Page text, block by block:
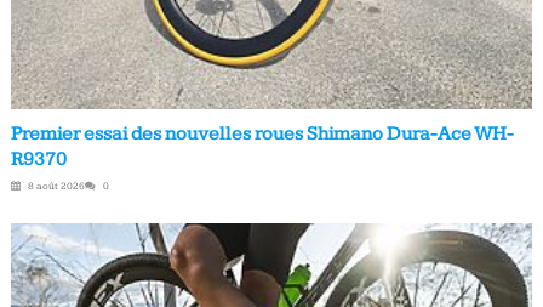
Premier essai des nouvelles roues Shimano Dura-Ace WH-
R9370
8 août 2026 0